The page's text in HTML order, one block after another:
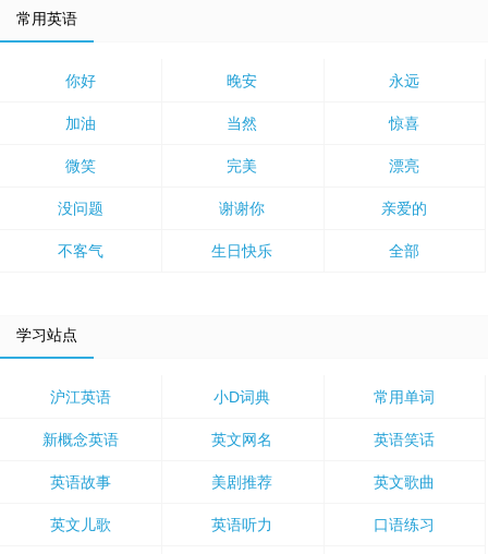
常用英语
你好 晚安 永远
加油 当然 惊喜
微笑 完美 漂亮
没问题 谢谢你 亲爱的
不客气 生日快乐 全部
学习站点
沪江英语 小D词典 常用单词
新概念英语 英文网名 英语笑话
英语故事 美剧推荐 英文歌曲
英文儿歌 英语听力 口语练习